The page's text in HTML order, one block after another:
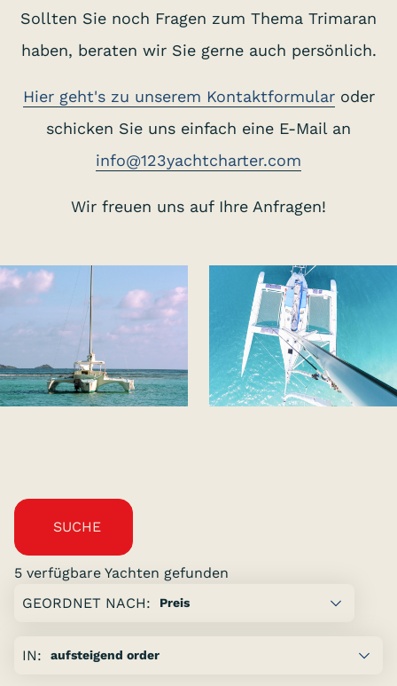
Sollten Sie noch Fragen zum Thema Trimaran
haben, beraten wir Sie gerne auch persönlich.
Hier geht's zu unserem Kontaktformularoder
schicken Sie uns einfach eine E-Mail an
info@123yachtcharter.com
Wir freuen uns auf Ihre Anfragen!
SUCHE
5 verfügbare Yachten gefunden
Zeige
Seite
GEORDNET NACH:
IN: